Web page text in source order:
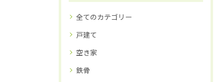
全てのカテゴリー
戸建て
空き家
鉄骨